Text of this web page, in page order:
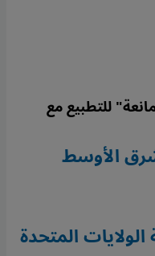
للتطبيع مع
الأوسط
المتحدة